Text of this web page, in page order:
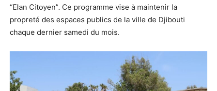
“Elan Citoyen”. Ce programme vise à maintenir la
propreté des espaces publics de la ville de Djibouti
chaque dernier samedi du mois.